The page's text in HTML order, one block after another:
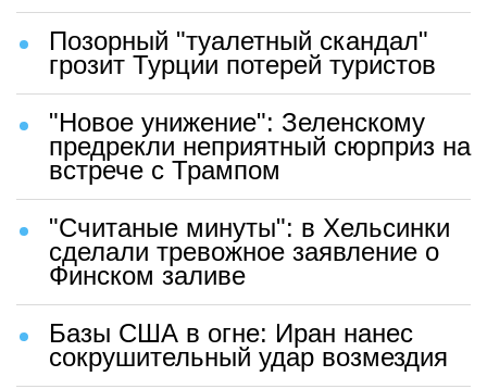
Позорный "туалетный скандал"
грозит Турции потерей туристов
"Новое унижение": Зеленскому
предрекли неприятный сюрприз на
встрече с Трампом
"Считаные минуты": в Хельсинки
сделали тревожное заявление о
Финском заливе
Базы США в огне: Иран нанес
сокрушительный удар возмездия